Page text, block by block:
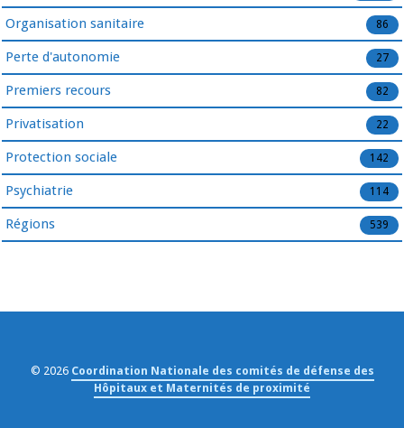
Organisation sanitaire 86
Perte d'autonomie 27
Premiers recours 82
Privatisation 22
Protection sociale 142
Psychiatrie 114
Régions 539
© 2026 Coordination Nationale des comités de défense des
Hôpitaux et Maternités de proximité